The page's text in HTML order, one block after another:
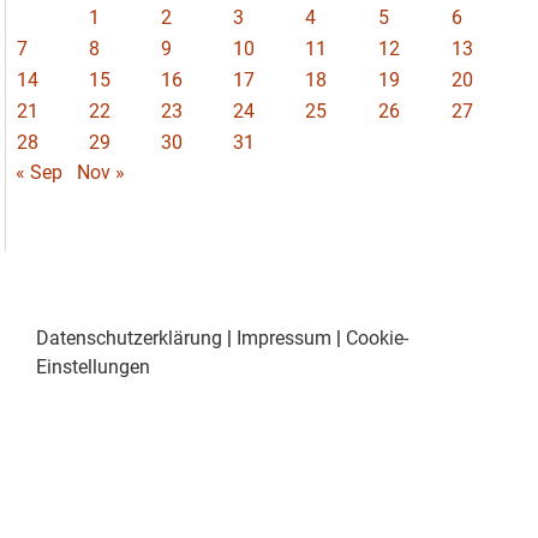
1 2 3 4 5
6
7
8 9 10 11 12
13
14
15 16 17 18 19
20
21
22 23 24 25 26
27
28
29 30
31
« Sep
Nov »
Datenschutzerklärung | Impressum | Cookie-
Einstellungen